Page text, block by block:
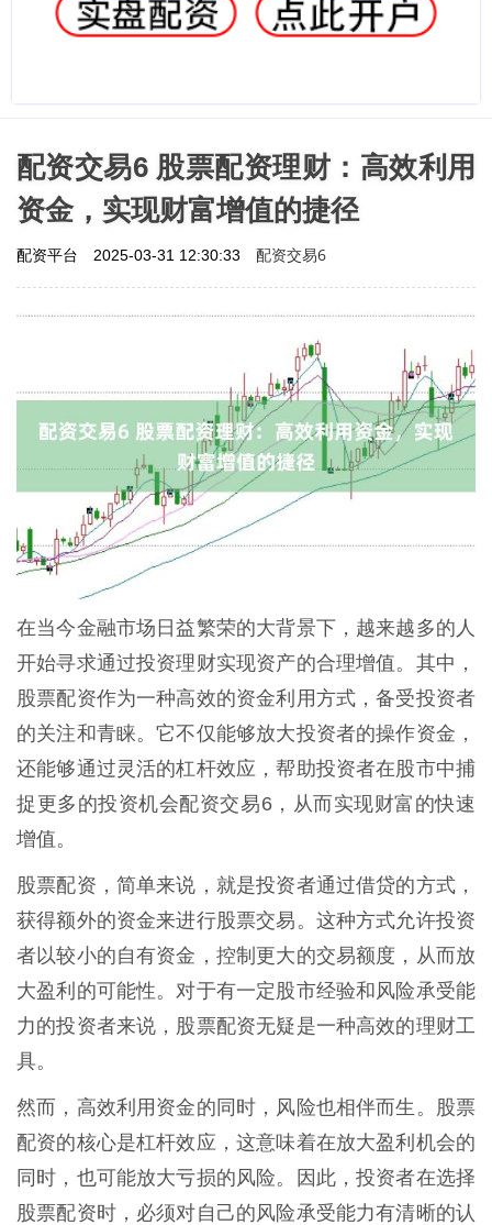
配资交易6 股票配资理财：高效利用
资金，实现财富增值的捷径
配资平台 2025-03-31 12:30:33 配资交易6
在当今金融市场日益繁荣的大背景下，越来越多的人
开始寻求通过投资理财实现资产的合理增值。其中，
股票配资作为一种高效的资金利用方式，备受投资者
的关注和青睐。它不仅能够放大投资者的操作资金，
还能够通过灵活的杠杆效应，帮助投资者在股市中捕
捉更多的投资机会配资交易6，从而实现财富的快速
增值。
股票配资，简单来说，就是投资者通过借贷的方式，
获得额外的资金来进行股票交易。这种方式允许投资
者以较小的自有资金，控制更大的交易额度，从而放
大盈利的可能性。对于有一定股市经验和风险承受能
力的投资者来说，股票配资无疑是一种高效的理财工
具。
然而，高效利用资金的同时，风险也相伴而生。股票
配资的核心是杠杆效应，这意味着在放大盈利机会的
同时，也可能放大亏损的风险。因此，投资者在选择
股票配资时，必须对自己的风险承受能力有清晰的认